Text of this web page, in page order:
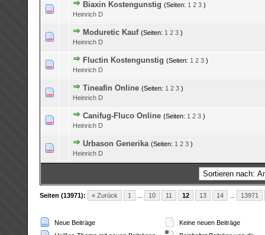
Biaxin Kostengunstig (Seiten: 1 2 3 )
Heinrich D
0 Bewertung(en) - 0 von 5 durchschnittlich
12 345
Moduretic Kauf (Seiten: 1 2 3 )
Heinrich D
0 Bewertung(en) - 0 von 5 durchschnittlich
12345
Fluctin Kostengunstig (Seiten: 1 2 3 )
Heinrich D
0 Bewertung(en) - 0 von 5 durchschnittlich
12 345
Tineafin Online (Seiten: 1 2 3 )
Heinrich D
0 Bewertung(en) - 0 von 5 durchschnittlich
123 45
Canifug-Fluco Online (Seiten: 1 2 3 )
Heinrich D
0 Bewertung(en) - 0 von 5 durchschnittlich
1234 5
Urbason Generika (Seiten: 1 2 3 )
Heinrich D
0 Bewertung(en) - 0 von 5 durchschnittlich
123 45
Seiten (13971): « Zurück 1 10 11 12 13 14 13971
Neue Beiträge
Keine neuen Beiträge